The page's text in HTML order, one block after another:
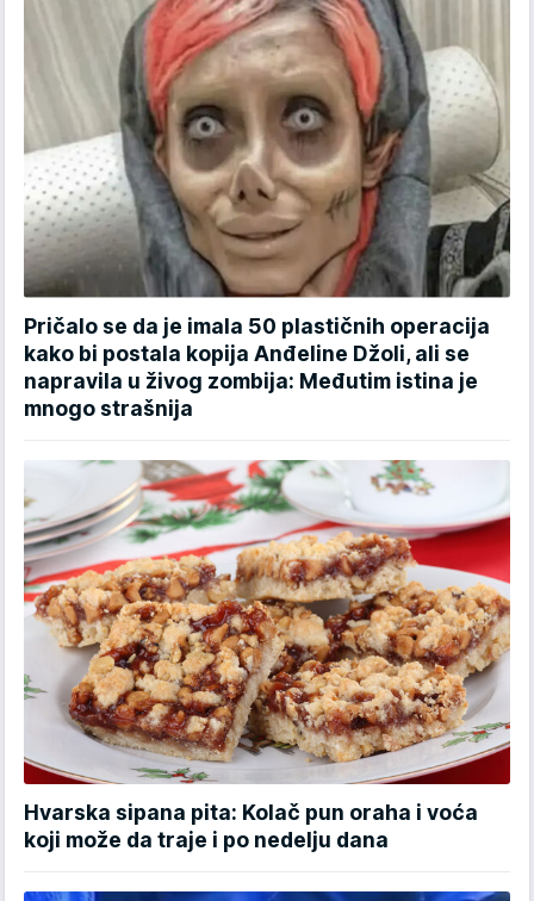
Pričalo se da je imala 50 plastičnih operacija
kako bi postala kopija Anđeline Džoli, ali se
napravila u živog zombija: Međutim istina je
mnogo strašnija
Hvarska sipana pita: Kolač pun oraha i voća
koji može da traje i po nedelju dana